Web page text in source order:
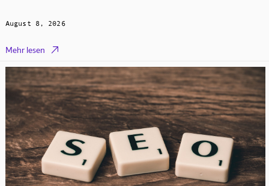
August 8, 2026
Mehr lesen 